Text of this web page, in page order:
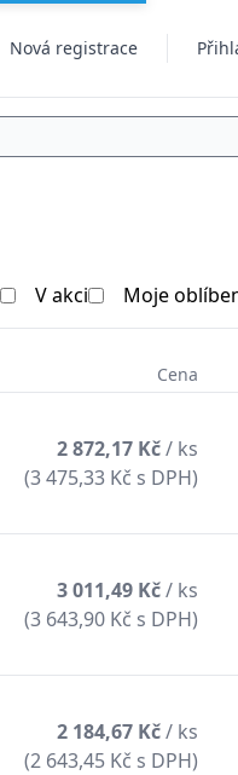
Nová registrace
V akci Moje
Cena
2 872,17 Kč/ ks
(3 475,33 Kč s DPH)
3 011,49 Kč/ ks
(3 643,90 Kč s DPH)
2 184,67 Kč/ ks
(2 643,45 Kč s DPH)